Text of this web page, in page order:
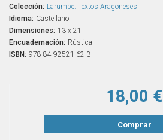
Colección: Larumbe. Textos Aragoneses
Idioma: Castellano
Dimensiones: 13 x 21
Encuadernación: Rústica
ISBN: 978-84-92521-62-3
18,00 €
Comprar